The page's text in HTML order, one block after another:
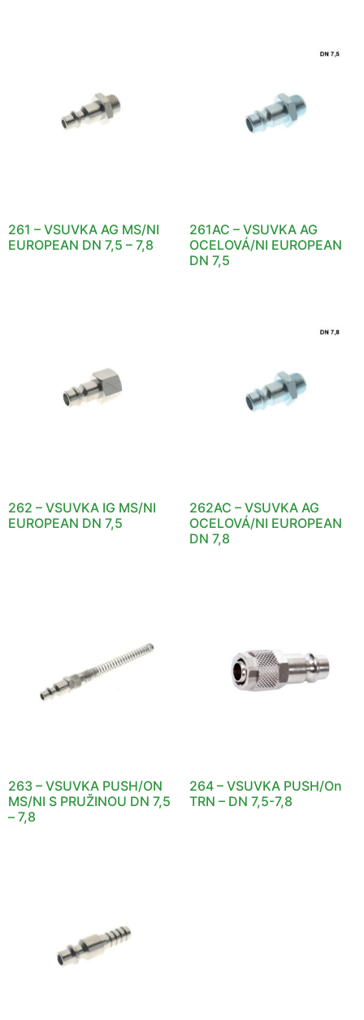
261 – VSUVKA AG MS/NI
EUROPEAN DN 7,5 – 7,8
261AC – VSUVKA AG
OCELOVÁ/NI EUROPEAN
DN 7,5
262 – VSUVKA IG MS/NI
EUROPEAN DN 7,5
262AC – VSUVKA AG
OCELOVÁ/NI EUROPEAN
DN 7,8
263 – VSUVKA PUSH/ON
MS/NI S PRUŽINOU DN 7,5
– 7,8
264 – VSUVKA PUSH/On
TRN – DN 7,5-7,8